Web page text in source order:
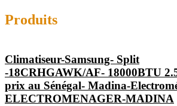
Produits
Climatiseur-Samsung- Split
-18CRHGAWK/AF- 18000BTU
prix au Sénégal- Madina-
ELECTROMENAGER-MADINA